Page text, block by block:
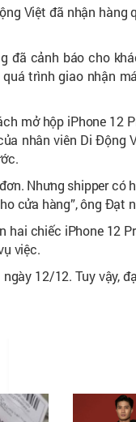
Việt đã nhận hàng
đã cảnh báo cho
trình giao nhận
mở hộp iPhone 12
nhân viên Di Động
Nhưng shipper có
cửa hàng”, ông Đạt
hai chiếc iPhone 12
việc.
12/12. Tuy vậy,